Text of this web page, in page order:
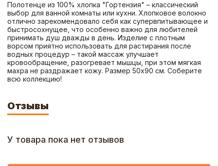
Полотенце из 100% хлопка "Гортензия" – классический
выбор для ванной комнаты или кухни. Хлопковое волокно
отлично зарекомендовало себя как супервпитывающее и
быстросохнущее, что особенно важно для любителей
принимать душ дважды в день. Изделие с плотным
ворсом приятно использовать для растирания после
водных процедур – такой массаж улучшает
кровообращение, разогревает мышцы, при этом мягкая
махра не раздражает кожу. Размер 50х90 см. Соберите
всю коллекцию!
Отзывы
У товара пока нет отзывов